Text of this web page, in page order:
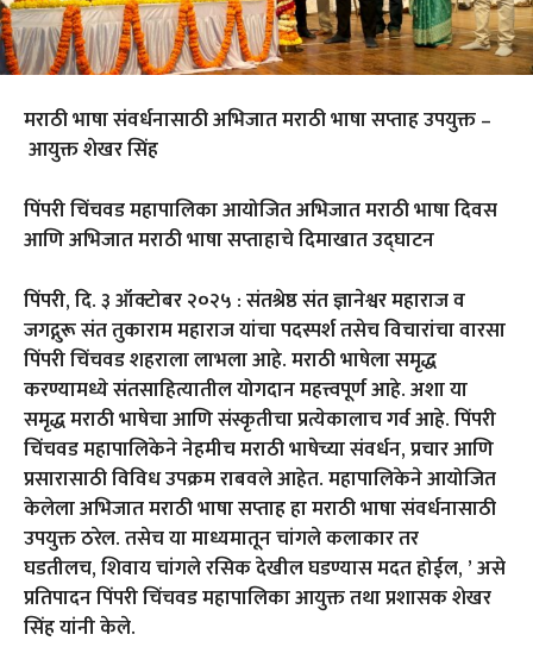
मराठी भाषा संवर्धनासाठी अभिजात मराठी भाषा सप्ताह उपयुक्त–
आयुक्त शेखर सिंह
पिंपरी चिंचवड महापालिका आयोजित अभिजात मराठी भाषा दिवस
आणि अभिजात मराठी भाषा सप्ताहाचे दिमाखात उद्घाटन
पिंपरी,दि. ३ ऑक्टोबर २०२५ : संतश्रेष्ठ संत ज्ञानेश्वर महाराज व
जगद्गुरू संत तुकाराम महाराज यांचा पदस्पर्श तसेच विचारांचा वारसा
पिंपरी चिंचवड शहराला लाभला आहे. मराठी भाषेला समृद्ध
करण्यामध्ये संतसाहित्यातील योगदान महत्त्वपूर्ण आहे. अशा या
समृद्ध मराठी भाषेचा आणि संस्कृतीचा प्रत्येकालाच गर्व आहे. पिंपरी
चिंचवड महापालिकेने नेहमीच मराठी भाषेच्या संवर्धन,प्रचार आणि
प्रसारासाठी विविध उपक्रम राबवले आहेत. महापालिकेने आयोजित
केलेला अभिजात मराठी भाषा सप्ताह हा मराठी भाषा संवर्धनासाठी
उपयुक्त ठरेल. तसेच या माध्यमातून चांगले कलाकार तर
घडतीलच,शिवाय चांगले रसिक देखील घडण्यास मदत होईल, ’असे
प्रतिपादन पिंपरी चिंचवड महापालिका आयुक्त तथा प्रशासक शेखर
सिंह यांनी केले.